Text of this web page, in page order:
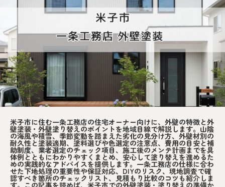
米子市に住む一条工務店の住宅オーナー向けに、外壁の特徴と外
壁塗装・外壁塗り替えのポイントを地域目線で解説します。山陰
の海風や積雪、季節変動を踏まえた劣化の見分け方、外壁材別の
耐久性と塗装適期、塗料選びや色選定の注意点、費用の目安と補
助制度、業者選定のチェック項目、施工後のメンテ計画までを具
体例とともにわかりやすくまとめ、安心して塗り替えを進めるた
めの実践的なアドバイスを提供します。一条工務店の仕様に合わ
せた下地処理の重要性や保証対応、DIYのリスク、現地調査で確
認すべき箇所のチェックリスト、見積もり比較のコツも紹介しま
す。この記事を読めば、米子市での外壁塗装・塗り替えの準備か